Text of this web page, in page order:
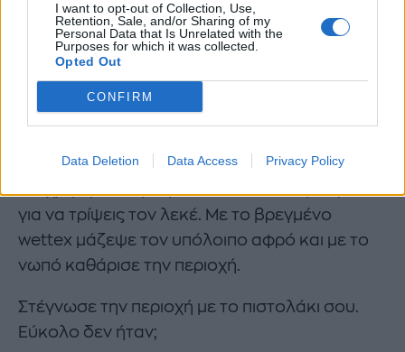
I want to opt-out of Collection, Use,
Retention, Sale, and/or Sharing of my
Personal Data that Is Unrelated with the
Purposes for which it was collected.
Opted Out
CONFIRM
Data Deletion Data Access Privacy Policy
κουταλάκι του γλυκού απορρυπαντικό πιάτων
σε ένα φλιτζάνι κρύο νερό. Καθάρισε με το
διάλυμα που έφτιαξες τον λεκέ μέχρι να τον
δεις να φεύγει.
ξυρίσματος. Βάλε αφρό στην περιοχή του λεκέ
για να τρίψεις τον λεκέ. Με το βρεγμένο
wettex μάζεψε τον υπόλοιπο αφρό και με το
νωπό καθάρισε την περιοχή.
Στέγνωσε την περιοχή με το πιστολάκι σου.
Εύκολο δεν ήταν;